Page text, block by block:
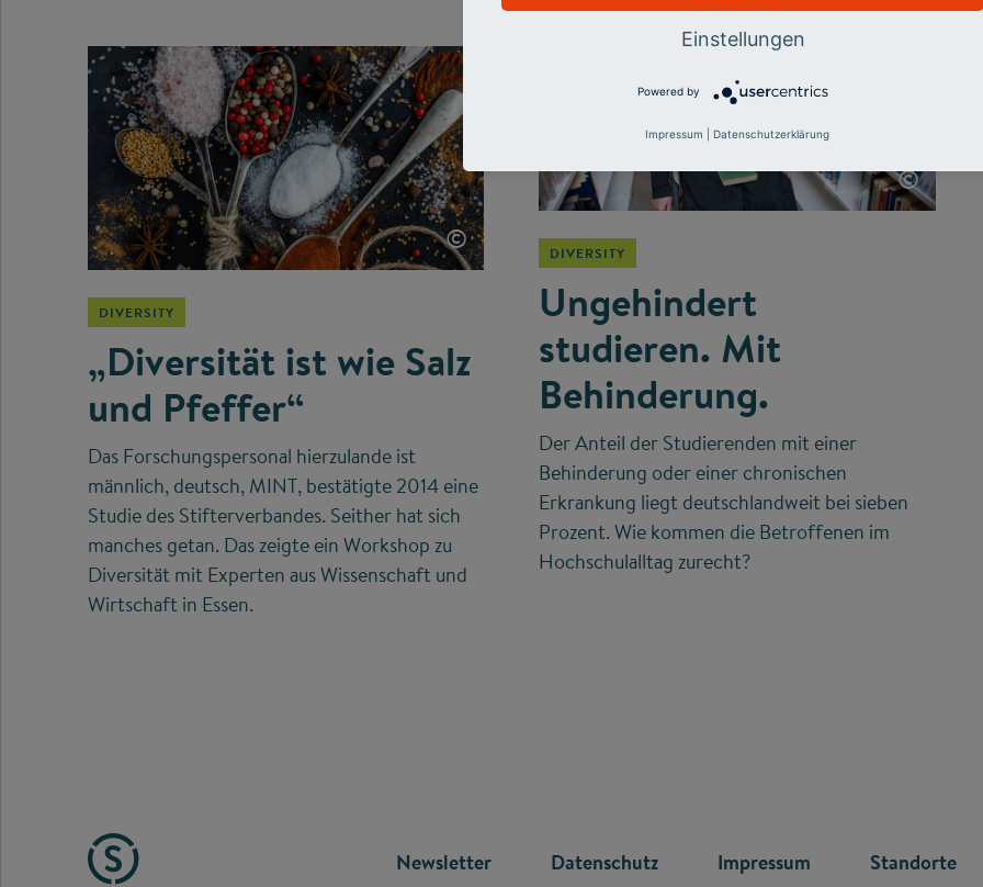
©
DIVERSITY
„Diversität ist wie Salz
und Pfeffer“
Das Forschungspersonal hierzulande ist
männlich, deutsch, MINT, bestätigte 2014 eine
Studie des Stifterverbandes. Seither hat sich
manches getan. Das zeigte ein Workshop zu
Diversität mit Experten aus Wissenschaft und
Wirtschaft in Essen.
©
DIVERSITY
Ungehindert
studieren. Mit
Behinderung.
Der Anteil der Studierenden mit einer
Behinderung oder einer chronischen
Erkrankung liegt deutschlandweit bei sieben
Prozent. Wie kommen die Betroffenen im
Hochschulalltag zurecht?
FOOTER
Newsletter Datenschutz Impressum Standorte
Einstellungen
Powered by
Impressum Datenschutzerklärung